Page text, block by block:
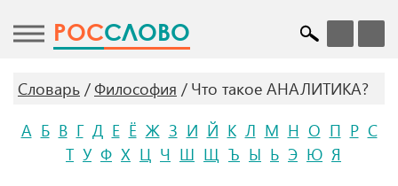
POCСЛОВО
Словарь Философия
Что такое АНАЛИТИКА?
А Б В Г Д Е Ё Ж З И Й К Л М Н О П Р С
Т У Ф Х Ц Ч Ш Щ Ъ Ы Ь Э Ю Я